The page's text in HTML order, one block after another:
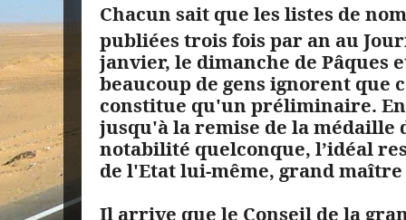
Chacun sait que les listes de
publiées trois fois par an au
janvier, le dimanche de Pâques
beaucoup de gens ignorent que
constitue qu'un préliminaire.
jusqu'à la remise de la médaille
notabilité quelconque, l’idéal
de l'Etat lui-même, grand
Il arrive que le Conseil de la